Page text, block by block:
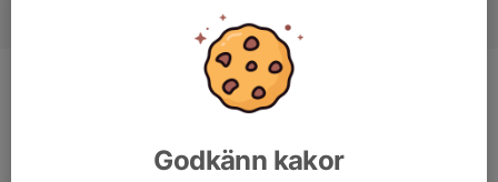
172 cm
Godkänn kakor